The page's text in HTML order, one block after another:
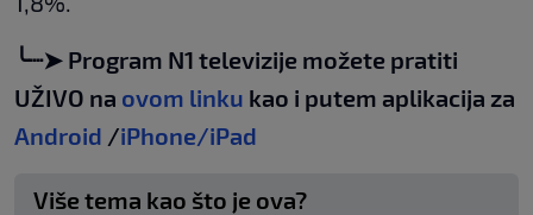
╰┈➤ Program N1 televizije možete pratiti
UŽIVO na ovom linku kao i putem aplikacija za
Android /iPhone/iPad
Više tema kao što je ova?